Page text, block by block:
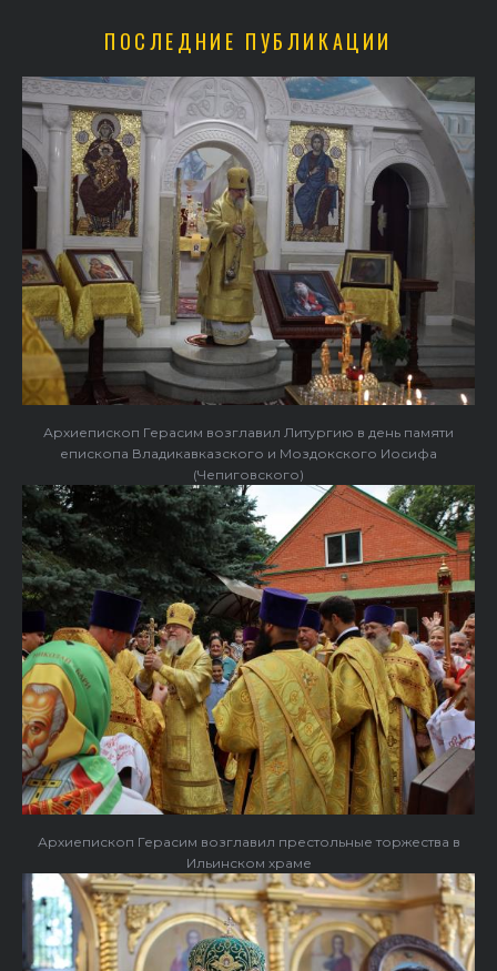
ПОСЛЕДНИЕ ПУБЛИКАЦИИ
Архиепископ Герасим возглавил Литургию в день памяти
епископа Владикавказского и Моздокского Иосифа
(Чепиговского)
Архиепископ Герасим возглавил престольные торжества в
Ильинском храме